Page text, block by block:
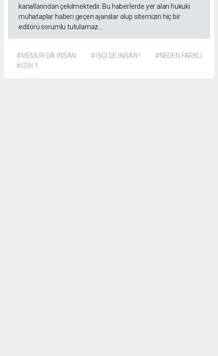
kanallarından çekilmektedir. Bu haberlerde yer alan hukuki
muhataplar haberi geçen ajanslar olup sitemizin hiç bir
editörü sorumlu tutulamaz...
#MEMUR DA İNSAN #İŞÇİ DE İNSAN !
#NEDEN FARKLI
#İZİN ?